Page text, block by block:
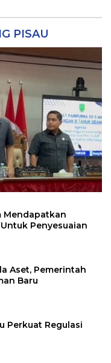
PISAU
Mendapatkan
Penyesuaian
Aset, Pemerintah
Baru
Perkuat Regulasi